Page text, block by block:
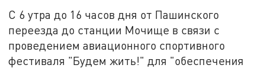
С 6 утра до 16 часов дня от Пашинского
переезда до станции Мочище в связи с
проведением авиационного спортивного
фестиваля "Будем жить!" для "обеспечения